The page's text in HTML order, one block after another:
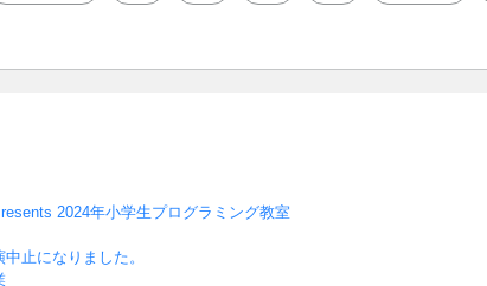
2024年小学生プログラミング教室
止になりました。